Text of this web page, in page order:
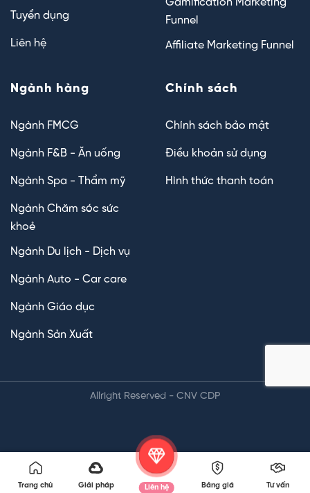
Tuyển dụng
Liên hệ
Gamification Marketing
Funnel
Affiliate Marketing Funnel
Ngành hàng
Ngành FMCG
Ngành F&B - Ăn uống
Ngành Spa - Thẩm mỹ
Ngành Chăm sóc sức
khoẻ
Ngành Du lịch - Dịch vụ
Ngành Auto - Car care
Ngành Giáo dục
Ngành Sản Xuất
Chính sách
Chính sách bảo mật
Điều khoản sử dụng
Hình thức thanh toán
Allright Reserved - CNV CDP
Trang chủ Giải pháp Liên hệ Bảng giá Tư vấn